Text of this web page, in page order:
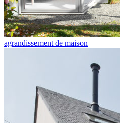
agrandissement de maison